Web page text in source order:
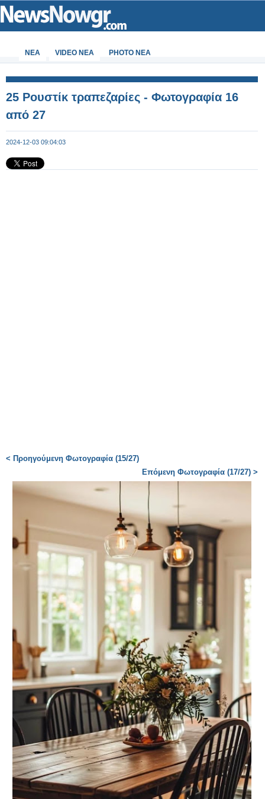
ΝΕΑ VIDEO NEA PHOTO NEA
25 Ρουστίκ τραπεζαρίες - Φωτογραφία 16
από 27
2024-12-03 09:04:03
< Προηγούμενη Φωτογραφία (15/27)
Επόμενη Φωτογραφία (17/27) >